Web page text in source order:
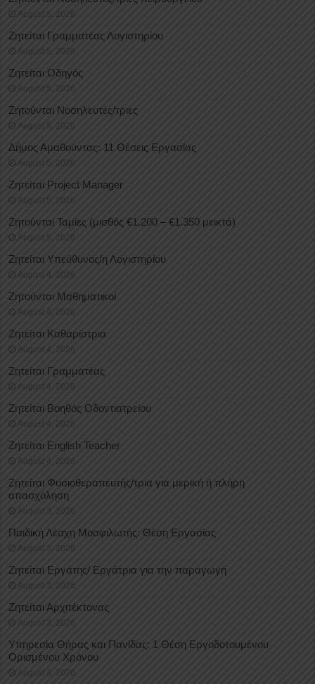
August 5, 2026
Ζητείται Γραμματέας Λογιστηρίου
August 5, 2026
Ζητείται Οδηγός
August 5, 2026
Ζητούνται Νοσηλευτές/τριες
August 5, 2026
Δήμος Αμαθούντας: 11 Θέσεις Εργασίας
August 5, 2026
Ζητείται Project Manager
August 5, 2026
Ζητούνται Ταμίες (μισθός €1.200 – €1.350 μεικτά)
August 5, 2026
Ζητείται Υπεύθυνος/η Λογιστηρίου
August 4, 2026
Ζητούνται Μαθηματικοί
August 4, 2026
Ζητείται Καθαρίστρια
August 4, 2026
Ζητείται Γραμματέας
August 4, 2026
Ζητείται Βοηθός Οδοντιατρείου
August 4, 2026
Ζητείται English Teacher
August 4, 2026
Ζητείται Φυσιοθεραπευτής/τρια για μερική ή πλήρη
απασχόληση
August 3, 2026
Παιδική Λέσχη Μοσφιλωτής: Θέση Εργασίας
August 3, 2026
Ζητείται Εργάτης/ Εργάτρια για την παραγωγή
August 3, 2026
Ζητείται Αρχιτέκτονας
August 3, 2026
Υπηρεσία Θήρας και Πανίδας: 1 Θέση Eργοδοτουμένου
Oρισμένου Xρόνου
August 3, 2026